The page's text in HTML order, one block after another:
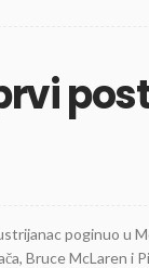
poginuo u
Bruce McLaren i